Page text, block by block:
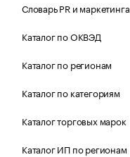
Словарь PR и маркетинга
Каталог по ОКВЭД
Каталог по регионам
Каталог по категориям
Каталог торговых марок
Каталог ИП по регионам